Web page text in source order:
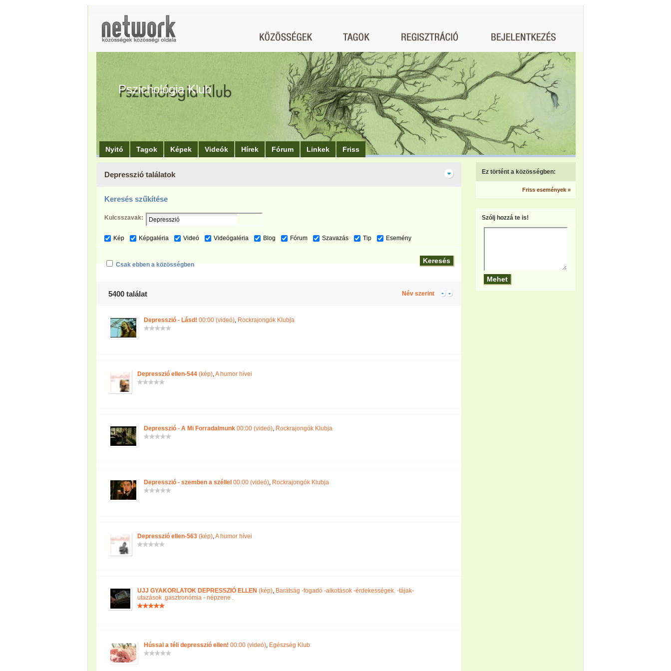
Pszichológia Klub
Nyitó Tagok Képek Videók Hírek Fórum Linkek Friss
Depresszió találatok
Keresés szűkítése
Kulcsszavak:
Kép Képgaléria Videó Videógaléria Blog Fórum Szavazás Tip Esemény
Csak ebben a közösségben
5400 találat Név szerint
Depresszió - Lásd! 00:00 (videó), Rockrajongók Klubja
Depresszió ellen-544 (kép),A humor hívei
Depresszió - A Mi Forradalmunk 00:00 (videó), Rockrajongók Klubja
Depresszió - szemben a széllel 00:00 (videó), Rockrajongók Klubja
Depresszió ellen-563 (kép),A humor hívei
UJJ GYAKORLATOK DEPRESSZIÓ ELLEN (kép), Barátság -fogadó -alkotások -érdekességek. -tájak-
utazások .gasztronómia - népzene .
Hússal a téli depresszió ellen! 00:00 (videó), Egészség Klub
Ez történt a közösségben:
Friss események »
Szólj hozzá te is!